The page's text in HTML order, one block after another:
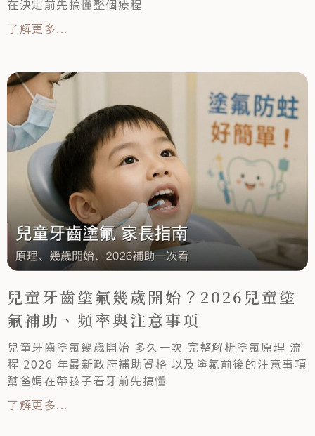
在決定前先搞懂整個療程
了解更多...
兒童牙齒塗氟幾歲開始？2026兒童塗
氟補助、頻率與注意事項
兒童牙齒塗氟幾歲開始 多久一次 完整解析塗氟原理 流
程 2026 年最新政府補助資格 以及塗氟前後的注意事項
幫爸媽在帶孩子看牙前先搞懂
了解更多...